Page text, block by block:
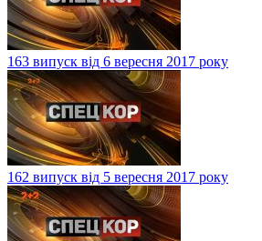
163 випуск від 6 вересня 2017 року
162 випуск від 5 вересня 2017 року